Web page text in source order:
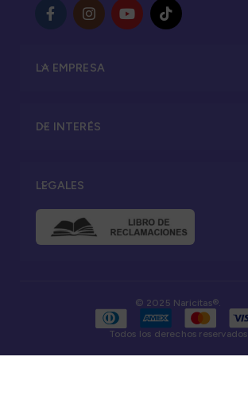
LA EMPRESA
DE INTERÉS
LEGALES
© 2025 Naricitas®.
Todos los derechos reservados